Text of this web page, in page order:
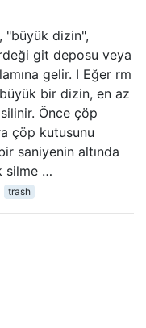
"büyük dizin",
git deposu veya
gelir. I Eğer rm
bir dizin, en az
Önce çöp
çöp kutusunu
saniyenin altında
silme …
trash